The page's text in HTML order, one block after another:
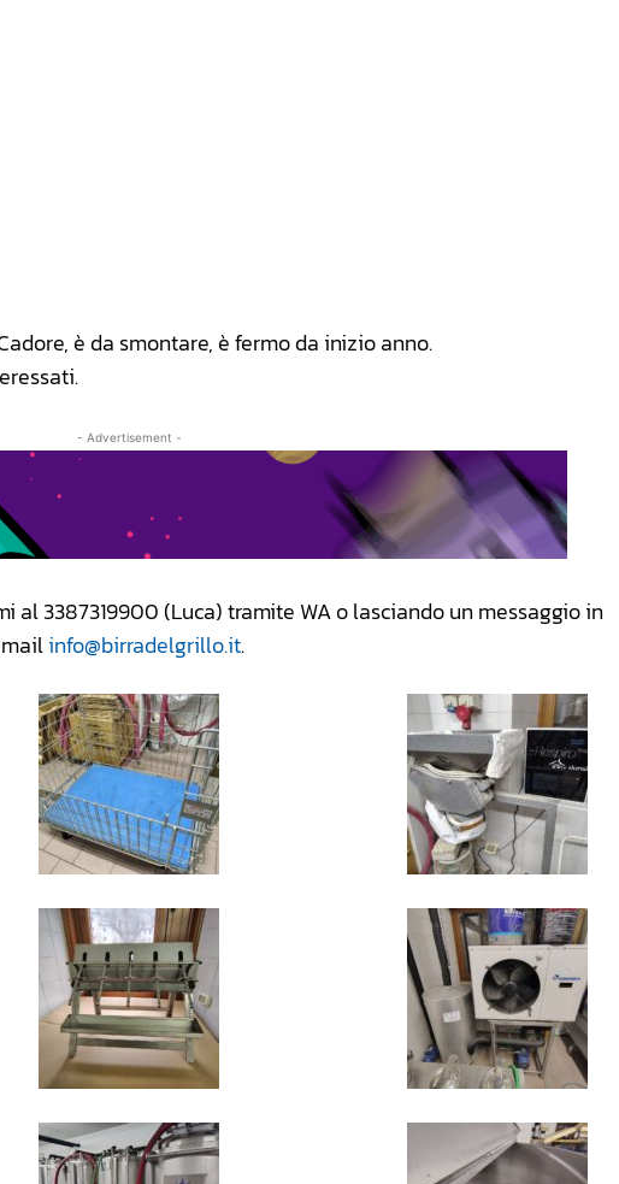
è da smontare, è fermo da inizio anno.
- Advertisement -
3387319900 (Luca) tramite WA o lasciando un messaggio in
info@birradelgrillo.it.